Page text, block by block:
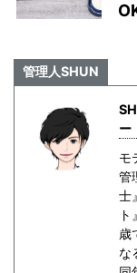
管理人SHUN
ー
モ
管
士
歳
な